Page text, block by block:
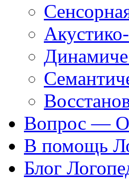
Вопрос —
В помощь
Блог